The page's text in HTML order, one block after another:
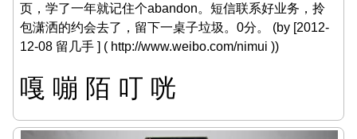
页，学了一年就记住个abandon。短信联系好业务，拎
包潇洒的约会去了，留下一桌子垃圾。0分。 (by [2012-
12-08 留几手 ] ( http://www.weibo.com/nimui ))
嘎 嘣 陌 叮 咣